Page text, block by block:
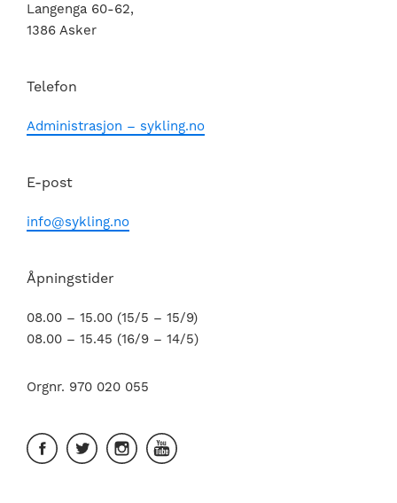
Langenga 60-62,
1386 Asker
Telefon
Administrasjon – sykling.no
E-post
info@sykling.no
Åpningstider
08.00 – 15.00 (15/5 – 15/9)
08.00 – 15.45 (16/9 – 14/5)
Orgnr. 970 020 055